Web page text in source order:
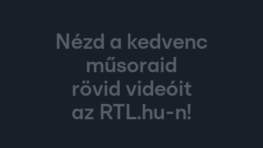
Nézd a kedvenc
műsoraid
rövid videóit
az RTL.hu-n!